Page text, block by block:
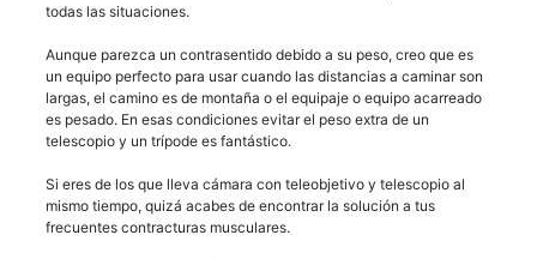
todas las situaciones.
Aunque parezca un contrasentido debido a su peso, creo que es
un equipo perfecto para usar cuando las distancias a caminar son
largas, el camino es de montaña o el equipaje o equipo acarreado
es pesado. En esas condiciones evitar el peso extra de un
telescopio y un trípode es fantástico.
Si eres de los que lleva cámara con teleobjetivo y telescopio al
mismo tiempo, quizá acabes de encontrar la solución a tus
frecuentes contracturas musculares.